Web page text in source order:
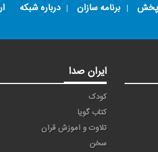
پخش برنامه سازان درباره شبکه
ایران صدا
کودک
کتاب گویا
تلاوت و آموزش قرآن
سخن